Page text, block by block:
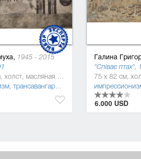
1945 - 2015
130 x 130 см, холст, масляная краска
, трансавангард , символизм
Галина
"Співає птах",
6.000 USD